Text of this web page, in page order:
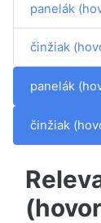
panelák
činžiak
panelák
činžiak